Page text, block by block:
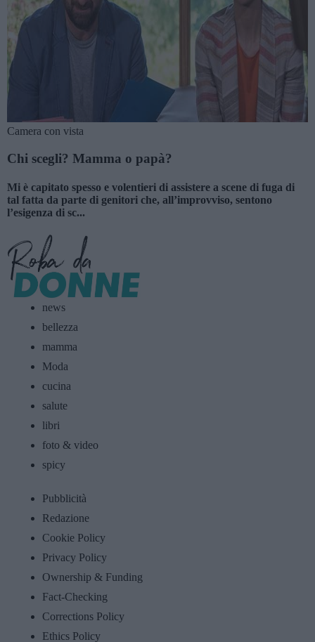
Camera con vista
Chi scegli? Mamma o papà?
Mi è capitato spesso e volentieri di assistere a scene di fuga di
tal fatta da parte di genitori che, all’improvviso, sentono
l’esigenza di sc...
news
bellezza
mamma
Moda
cucina
salute
libri
foto & video
spicy
Pubblicità
Redazione
Cookie Policy
Privacy Policy
Ownership & Funding
Fact-Checking
Corrections Policy
Ethics Policy